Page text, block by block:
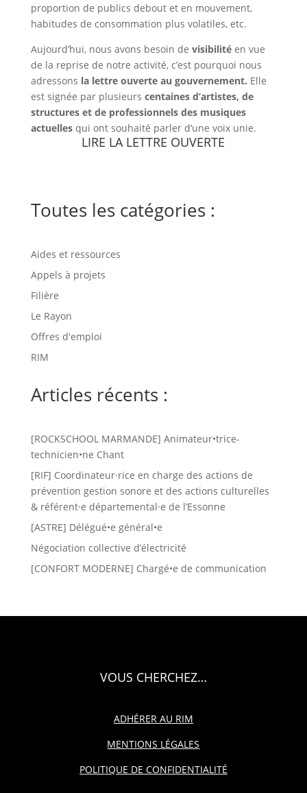
proportion de publics debout et en mouvement,
habitudes de consommation plus volatiles, etc.
Aujourd’hui, nous avons besoin de visibilité en vue
de la reprise de notre activité, c’est pourquoi nous
adressons la lettre ouverte au gouvernement. Elle
est signée par plusieurs centaines d’artistes, de
structures et de professionnels des musiques
actuellesqui ont souhaité parler d’une voix unie.
LIRE LA LETTRE OUVERTE
Toutes les catégories :
Aides et ressources
Appels à projets
Filière
Le Rayon
Offres d'emploi
RIM
Articles récents :
[ROCKSCHOOL MARMANDE] Animateur•trice-
technicien•ne Chant
[RIF] Coordinateur·rice en charge des actions de
prévention gestion sonore et des actions culturelles
& référent·e départemental·e de l’Essonne
[ASTRE] Délégué•e général•e
Négociation collective d’électricité
[CONFORT MODERNE] Chargé•e de communication
VOUS CHERCHEZ…
ADHÉRER AU RIM
MENTIONS LÉGALES
POLITIQUE DE CONFIDENTIALITÉ